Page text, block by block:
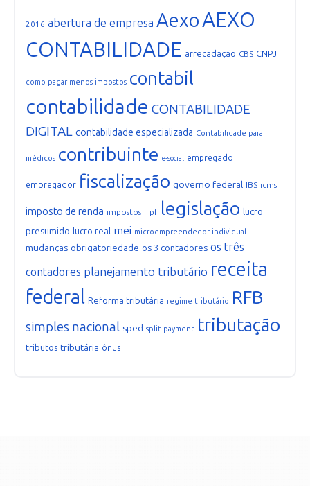
2016 abertura de empresa AexoAEXO
CONTABILIDADE arrecadação CBS CNPJ
como pagar menos impostos contabil
contabilidade CONTABILIDADE
DIGITAL contabilidade especializada Contabilidade para
médicos contribuinte e-social empregado
empregador fiscalização governo federal IBS icms
imposto de renda impostos irpf legislação lucro
presumido lucro real mei microempreendedor individual
mudanças obrigatoriedade os 3 contadores os três
contadores planejamento tributário receita
federal Reforma tributária regime tributário RFB
simples nacional sped split payment tributação
tributos tributária ônus